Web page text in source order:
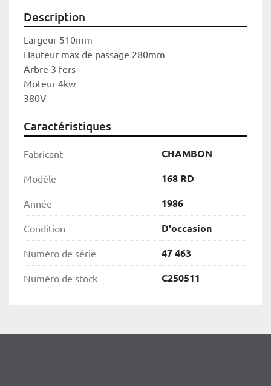
Description
Largeur 510mm
Hauteur max de passage 280mm
Arbre 3 fers
Moteur 4kw
380V
Caractéristiques
Fabricant CHAMBON
Modèle 168 RD
Année 1986
Condition D'occasion
Numéro de série 47 463
Numéro de stock C250511